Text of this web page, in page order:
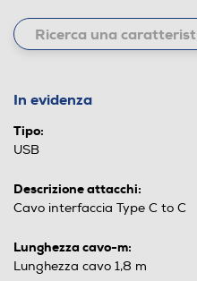
In evidenza
Tipo:
USB
Descrizione attacchi:
Cavo interfaccia Type C to C
Lunghezza cavo-m:
Lunghezza cavo 1,8 m